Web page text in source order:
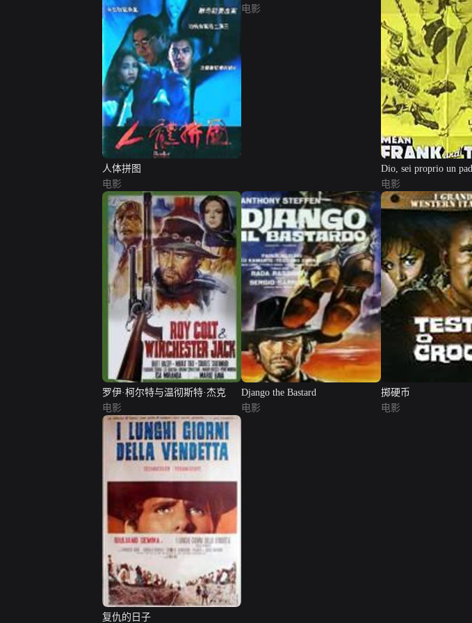
人体拼图
电影
电影
Dio, sei proprio un
电影
罗伊·柯尔特与温彻斯特·杰克
电影
Django the Bastard
电影
掷硬币
电影
复仇的日子